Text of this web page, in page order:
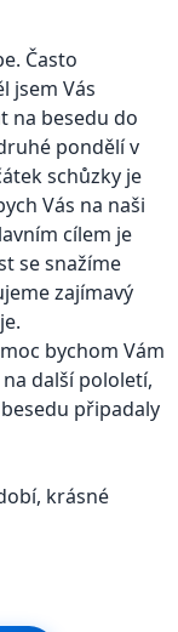
Často
jsem Vás
na besedu do
pondělí v
schůzky je
Vás na naši
cílem je
se snažíme
zajímavý
bychom Vám
další pololetí,
připadaly
krásné